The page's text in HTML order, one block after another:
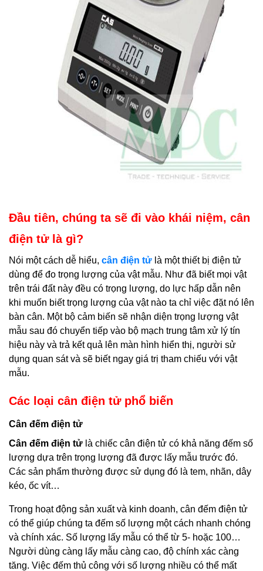
Đầu tiên, chúng ta sẽ đi vào khái niệm, cân
điện tử là gì?
Nói một cách dễ hiểu, cân điện tử là một thiết bị điện tử
dùng để đo trọng lượng của vật mẫu. Như đã biết mọi vật
trên trái đất này đều có trọng lượng, do lực hấp dẫn nên
khi muốn biết trọng lượng của vật nào ta chỉ việc đặt nó lên
bàn cân. Một bộ cảm biến sẽ nhận diện trọng lượng vật
mẫu sau đó chuyển tiếp vào bộ mạch trung tâm xử lý tín
hiệu này và trả kết quả lên màn hình hiển thị, người sử
dụng quan sát và sẽ biết ngay giá trị tham chiếu với vật
mẫu.
Các loại cân điện tử phổ biến
Cân đếm điện tử
Cân đếm điện tử là chiếc cân điện tử có khả năng đếm số
lượng dựa trên trọng lượng đã được lấy mẫu trước đó.
Các sản phẩm thường được sử dụng đó là tem, nhãn, dây
kéo, ốc vít…
Trong hoạt động sản xuất và kinh doanh, cân đếm điện tử
có thể giúp chúng ta đếm số lượng một cách nhanh chóng
và chính xác. Số lượng lấy mẫu có thể từ 5- hoặc 100…
Người dùng càng lấy mẫu càng cao, độ chính xác càng
tăng. Việc đếm thủ công với số lượng nhiều có thể mất